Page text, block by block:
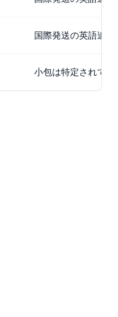
国際発送の英語追
小包は特定されて